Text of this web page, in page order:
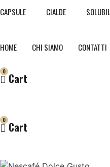
al
CAPSULE CIALDE
HOME CHI SIAMO CONTATTI
0 Cart
0 Cart